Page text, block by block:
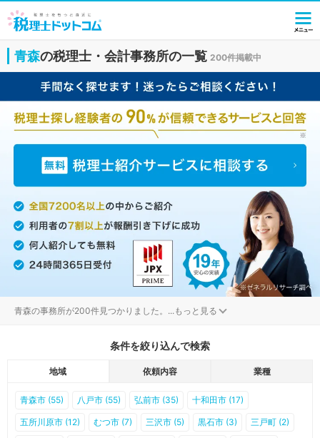
青森の税理士・会計事務所の一覧 200件掲載中
青森の事務所が200件見つかりました。 ...もっと見る
条件を絞り込んで検索
地域 依頼内容 業種
青森市 (55) 八戸市 (55) 弘前市 (35) 十和田市 (17)
五所川原市 (12) むつ市 (7) 三沢市 (5) 黒石市 (3) 三戸町 (2)